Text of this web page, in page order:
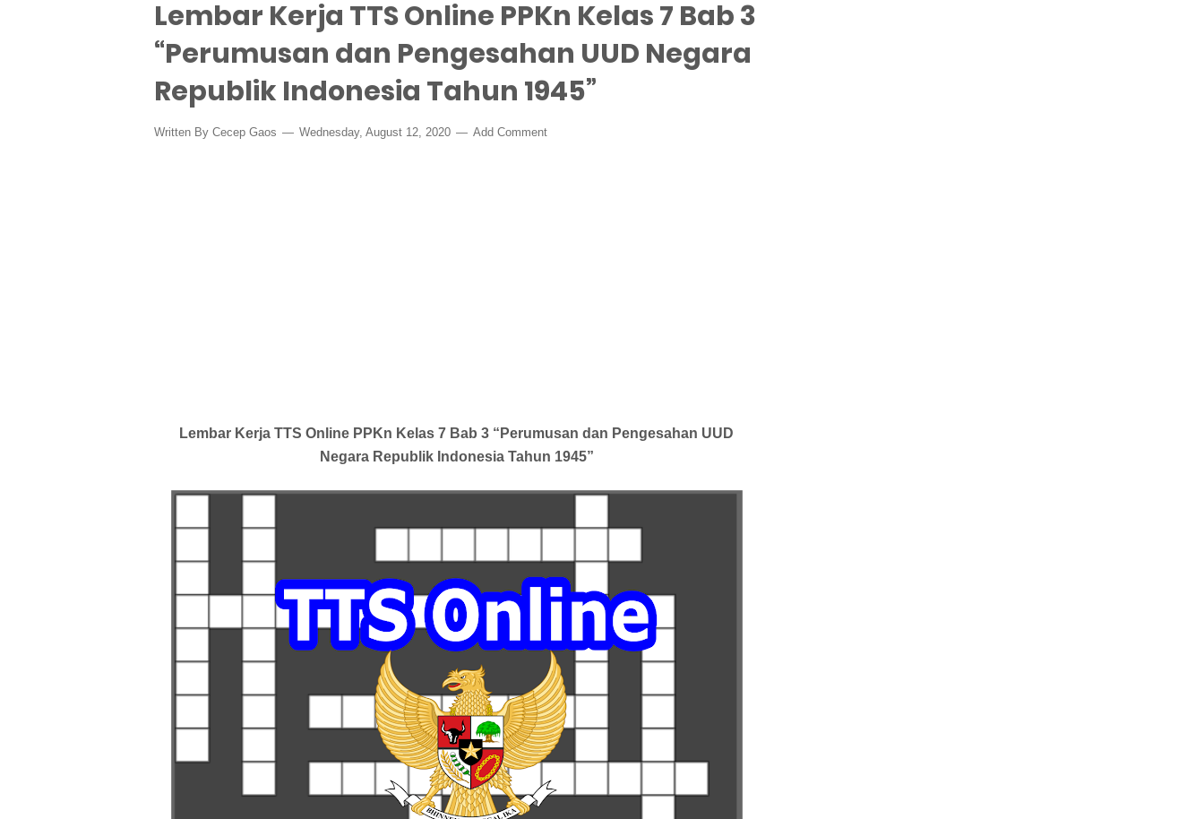
Lembar Kerja TTS Online PPKn Kelas 7 Bab 3
“Perumusan dan Pengesahan UUD Negara
Republik Indonesia Tahun 1945”
Written By Cecep Gaos Wednesday, August 12, 2020 Add Comment
Lembar Kerja TTS Online PPKn Kelas 7 Bab 3 “Perumusan dan Pengesahan UUD
Negara Republik Indonesia Tahun 1945”